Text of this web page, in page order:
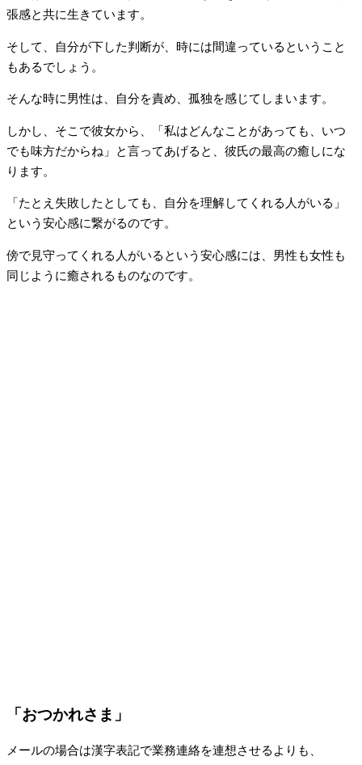
張感と共に生きています。
そして、自分が下した判断が、時には間違っているということ
もあるでしょう。
そんな時に男性は、自分を責め、孤独を感じてしまいます。
しかし、そこで彼女から、「私はどんなことがあっても、いつ
でも味方だからね」と言ってあげると、彼氏の最高の癒しにな
ります。
「たとえ失敗したとしても、自分を理解してくれる人がいる」
という安心感に繋がるのです。
傍で見守ってくれる人がいるという安心感には、男性も女性も
同じように癒されるものなのです。
「おつかれさま」
メールの場合は漢字表記で業務連絡を連想させるよりも、